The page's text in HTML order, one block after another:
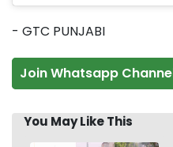
- GTC PUNJABI
Join Whatsapp
You May Like This